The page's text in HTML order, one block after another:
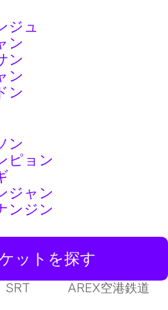
ジュ
ン
ン
ン
ン
ン
ピョン
ジャン
ンジン
ットを探す
SRT AREX空港鉄道